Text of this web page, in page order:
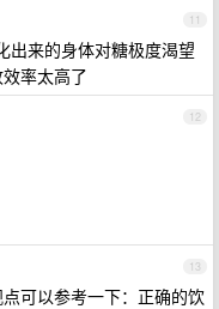
11
出来的身体对糖极度渴望
率太高了
12
13
可以参考一下：正确的饮